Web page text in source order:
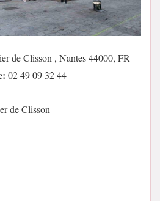
de Clisson , Nantes 44000, FR
02 49 09 32 44
de Clisson